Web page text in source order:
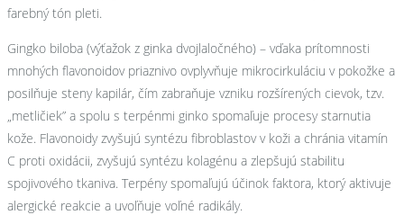
farebný tón pleti.
Gingko biloba (výťažok z ginka dvojlaločného) – vďaka prítomnosti
mnohých flavonoidov priaznivo ovplyvňuje mikrocirkuláciu v pokožke a
posilňuje steny kapilár, čím zabraňuje vzniku rozšírených cievok, tzv.
„metličiek” a spolu s terpénmi ginko spomaľuje procesy starnutia
kože. Flavonoidy zvyšujú syntézu fibroblastov v koži a chránia vitamín
C proti oxidácii, zvyšujú syntézu kolagénu a zlepšujú stabilitu
spojivového tkaniva. Terpény spomaľujú účinok faktora, ktorý aktivuje
alergické reakcie a uvoľňuje voľné radikály.